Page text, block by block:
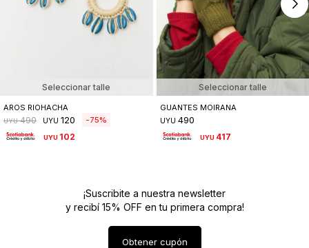
Seleccionar talle
AROS RIOHACHA
UYU 490 UYU 120 75
UYU 102
Seleccionar talle
GUANTES MOIRANA
UYU 490
UYU 417
¡Suscribite a nuestra newsletter
y recibí 15% OFF en tu primera compra!
Obtener cupón